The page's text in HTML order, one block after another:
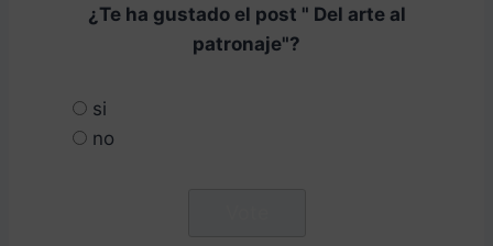
¿Te ha gustado el post " Del arte al
patronaje"?
si
no